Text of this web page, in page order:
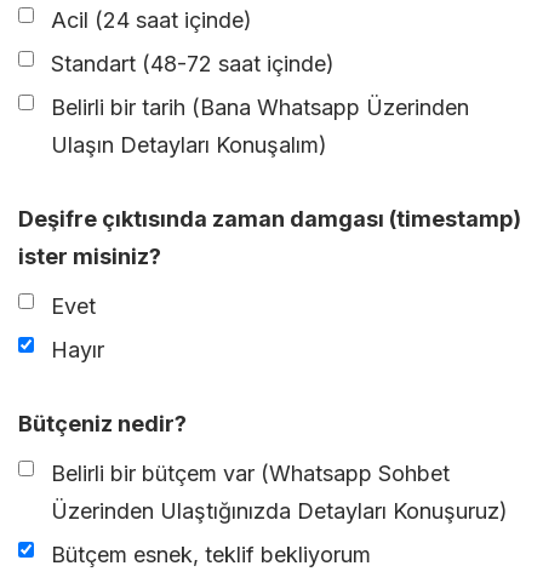
Acil (24 saat içinde)
Standart (48-72 saat içinde)
Belirli bir tarih (Bana Whatsapp Üzerinden
Ulaşın Detayları Konuşalım)
Deşifre çıktısında zaman damgası (timestamp)
ister misiniz?
Evet
Hayır
Bütçeniz nedir?
Belirli bir bütçem var (Whatsapp Sohbet
Üzerinden Ulaştığınızda Detayları Konuşuruz)
Bütçem esnek, teklif bekliyorum